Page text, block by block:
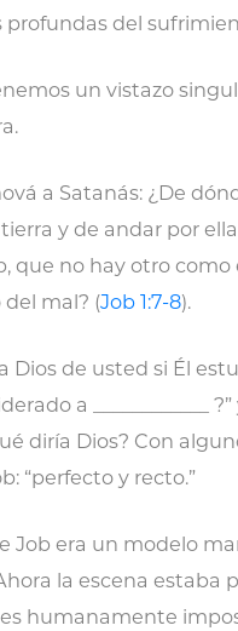
profundas del
un vistazo
a Satanás: ¿De
y de andar por
que no hay otro
mal? (Job 1:7-8).
Dios de usted si Él
a ____________
diría Dios? Con
“perfecto y recto.”
Job era un modelo
la escena estaba
humanamente